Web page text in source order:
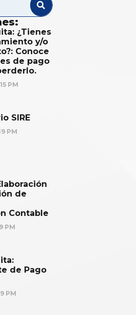
¿Tienes
y/o
Conoce
de pago
PM
SIRE
PM
de
Contable
PM
de Pago
PM